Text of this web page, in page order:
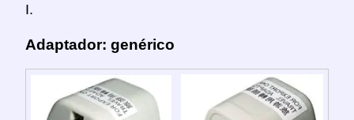
I.
Adaptador: genérico